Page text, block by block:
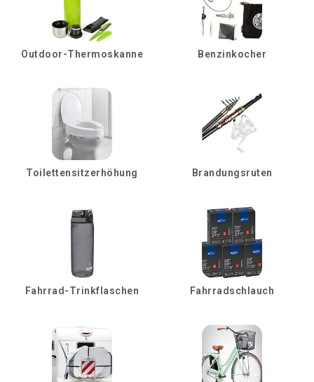
Outdoor-Thermoskanne Benzinkocher
Toilettensitzerhöhung Brandungsruten
Fahrrad-Trinkflaschen Fahrradschlauch